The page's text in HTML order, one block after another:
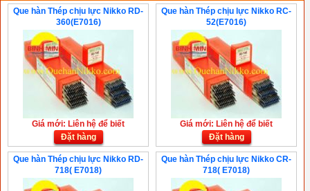
Que hàn Thép chịu lực Nikko RD-
360(E7016)
Giá mới: Liên hệ để biết
Đặt hàng
Que hàn Thép chịu lực Nikko RC-
52(E7016)
Giá mới: Liên hệ để biết
Đặt hàng
Que hàn Thép chịu lực Nikko RD-
718( E7018)
Que hàn Thép chịu lực Nikko CR-
718( E7018)